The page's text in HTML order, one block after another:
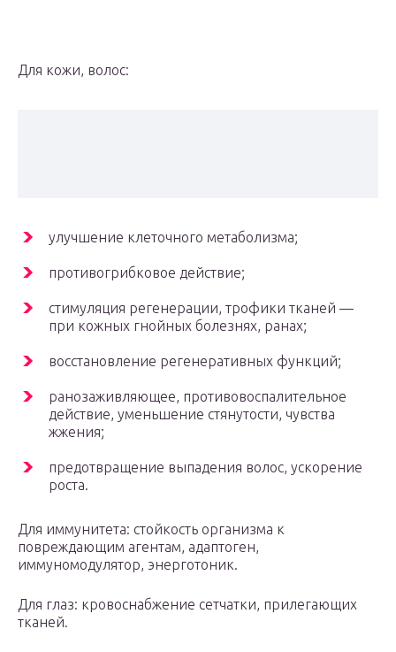
Для кожи, волос:
улучшение клеточного метаболизма;
противогрибковое действие;
стимуляция регенерации, трофики тканей —
при кожных гнойных болезнях, ранах;
восстановление регенеративных функций;
ранозаживляющее, противовоспалительное
действие, уменьшение стянутости, чувства
жжения;
предотвращение выпадения волос, ускорение
роста.
Для иммунитета: стойкость организма к
повреждающим агентам, адаптоген,
иммуномодулятор, энерготоник.
Для глаз: кровоснабжение сетчатки, прилегающих
тканей.